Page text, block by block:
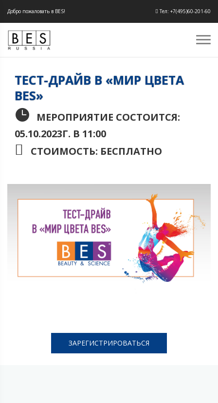
Добро пожаловать в BES! Тел: +7(495)60-201-60
ТЕСТ-ДРАЙВ В «МИР ЦВЕТА
BES»
МЕРОПРИЯТИЕ СОСТОИТСЯ:
05.10.2023Г. В 11:00
СТОИМОСТЬ: БЕСПЛАТНО
ЗАРЕГИСТРИРОВАТЬСЯ